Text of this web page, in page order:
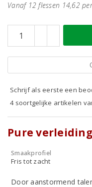
Vanaf 12 flessen 14,62
Schrijf als eerste een
4 soortgelijke artikelen
Pure
Smaakprofiel
Fris tot zacht
Door aanstormend